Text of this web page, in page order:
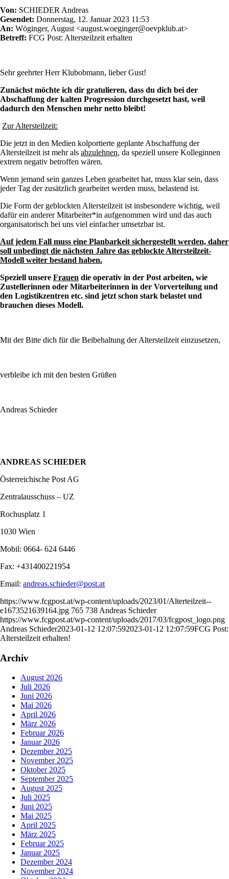
Von: SCHIEDER Andreas
Gesendet: Donnerstag, 12. Januar 2023 11:53
An: Wöginger, August <august.woeginger@oevpklub.at>
Betreff: FCG Post: Altersteilzeit erhalten
Sehr geehrter Herr Klubobmann, lieber Gust!
Zunächst möchte ich dir gratulieren, dass du dich bei der
Abschaffung der kalten Progression durchgesetzt hast, weil
dadurch den Menschen mehr netto bleibt!
Zur Altersteilzeit:
Die jetzt in den Medien kolportierte geplante Abschaffung der
Altersteilzeit ist mehr als abzulehnen, da speziell unsere Kolleginnen
extrem negativ betroffen wären.
Wenn jemand sein ganzes Leben gearbeitet hat, muss klar sein, dass
jeder Tag der zusätzlich gearbeitet werden muss, belastend ist.
Die Form der geblockten Altersteilzeit ist insbesondere wichtig, weil
dafür ein anderer Mitarbeiter*in aufgenommen wird und das auch
organisatorisch bei uns viel einfacher umsetzbar ist.
Auf jedem Fall muss eine Planbarkeit sichergestellt werden, daher
soll unbedingt die nächsten Jahre das geblockte Altersteilzeit-
Modell weiter bestand haben.
Speziell unsere Frauen die operativ in der Post arbeiten, wie
Zustellerinnen oder Mitarbeiterinnen in der Vorverteilung und
den Logistikzentren etc. sind jetzt schon stark belastet und
brauchen dieses Modell.
Mit der Bitte dich für die Beibehaltung der Altersteilzeit einzusetzen,
verbleibe ich mit den besten Grüßen
Andreas Schieder
ANDREAS SCHIEDER
Österreichische Post AG
Zentralausschuss – UZ
Rochusplatz 1
1030 Wien
Mobil: 0664- 624 6446
Fax: +431400221954
Email: andreas.schieder@post.at
https://www.fcgpost.at/wp-content/uploads/2023/01/Alterteilzeit--
e1673521639164.jpg 765 738 Andreas Schieder
https://www.fcgpost.at/wp-content/uploads/2017/03/fcgpost_logo.png
Andreas Schieder2023-01-12 12:07:592023-01-12 12:07:59FCG Post:
Altersteilzeit erhalten!
Archiv
August 2026
Juli 2026
Juni 2026
Mai 2026
April 2026
März 2026
Februar 2026
Januar 2026
Dezember 2025
November 2025
Oktober 2025
September 2025
August 2025
Juli 2025
Juni 2025
Mai 2025
April 2025
März 2025
Februar 2025
Januar 2025
Dezember 2024
November 2024